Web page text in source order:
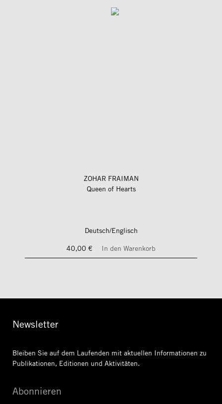
ZOHAR FRAIMAN
Queen of Hearts
Deutsch/Englisch
40,00 €
In den Warenkorb
Newsletter
Bleiben Sie auf dem Laufenden mit aktuellen Informationen zu
Publikationen, Editionen und Aktivitäten.
Abonnieren